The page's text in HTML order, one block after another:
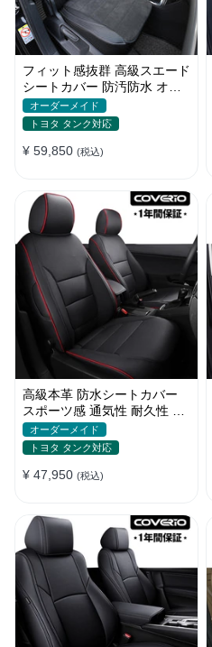
フィット感抜群 高級スエード
シートカバー 防汚防水 オー
ダーメイド 耐久性 全席セッ
ト
オーダーメイド
トヨタ タンク対応
¥ 59,850 (税込)
高級本革 防水シートカバー
スポーツ感 通気性 耐久性 オ
ーダーメイド 4色 全席セット
オーダーメイド
トヨタ タンク対応
¥ 47,950 (税込)